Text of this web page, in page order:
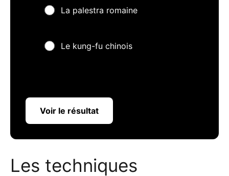
La palestra romaine
Le kung-fu chinois
Voir le résultat
Les techniques